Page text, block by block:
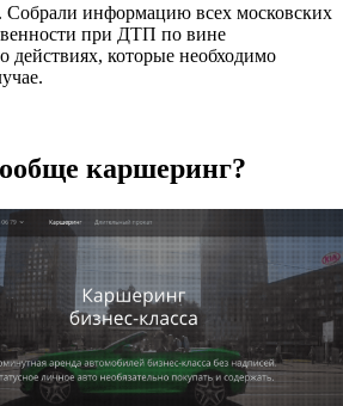
Собрали информацию всех московских
при ДТП по вине
действиях, которые необходимо
каршеринг?